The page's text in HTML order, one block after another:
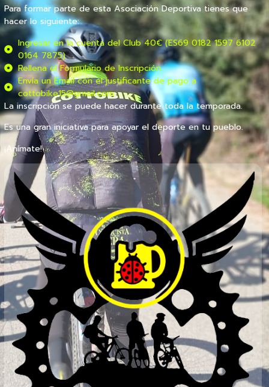
Para formar parte de esta Asociación Deportiva tienes que
hacer lo siguiente:
Ingresar en la cuenta del Club 40€ (ES69 0182 1597 6102
0164 7875)
Rellena el Formulario de Inscripción.
Envía un Email con el justificante de pago a
cottobike15@gmail.com
La inscripción se puede hacer durante toda la temporada.
Es una gran iniciativa para apoyar el deporte en tu pueblo.
¡Anímate!